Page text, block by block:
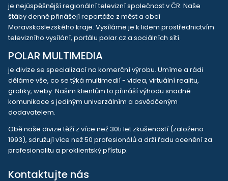
je nejúspěšnější regionální televizní společnost v ČR. Naše
štáby denně přinášejí reportáže z měst a obcí
Moravskoslezského kraje. Vysíláme je k lidem prostřednictvím
televizního vysílání, portálu polar.cz a sociálních sítí.
POLAR MULTIMEDIA
je divize se specializací na komerční výrobu. Umíme a rádi
děláme vše, co se týká multimedií - videa, virtuální realitu,
grafiky, weby. Našim klientům to přináší výhodu snadné
komunikace s jediným univerzálním a osvědčeným
dodavatelem.
Obě naše divize těží z více než 30ti let zkušeností (založeno
1993), sdružují více než 50 profesionálů a drží řadu ocenění za
profesionalitu a proklientský přístup.
Kontaktujte nás